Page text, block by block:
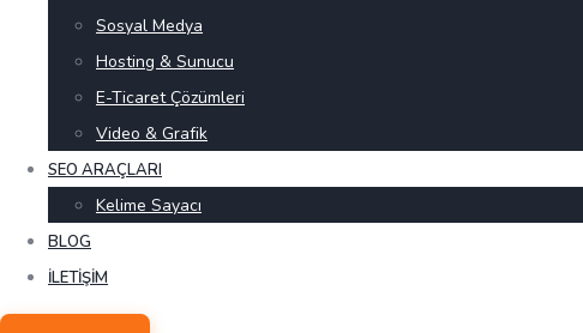
Sosyal Medya
Hosting & Sunucu
E-Ticaret Çözümleri
Video & Grafik
SEO ARAÇLARI
Kelime Sayacı
BLOG
İLETIŞIM